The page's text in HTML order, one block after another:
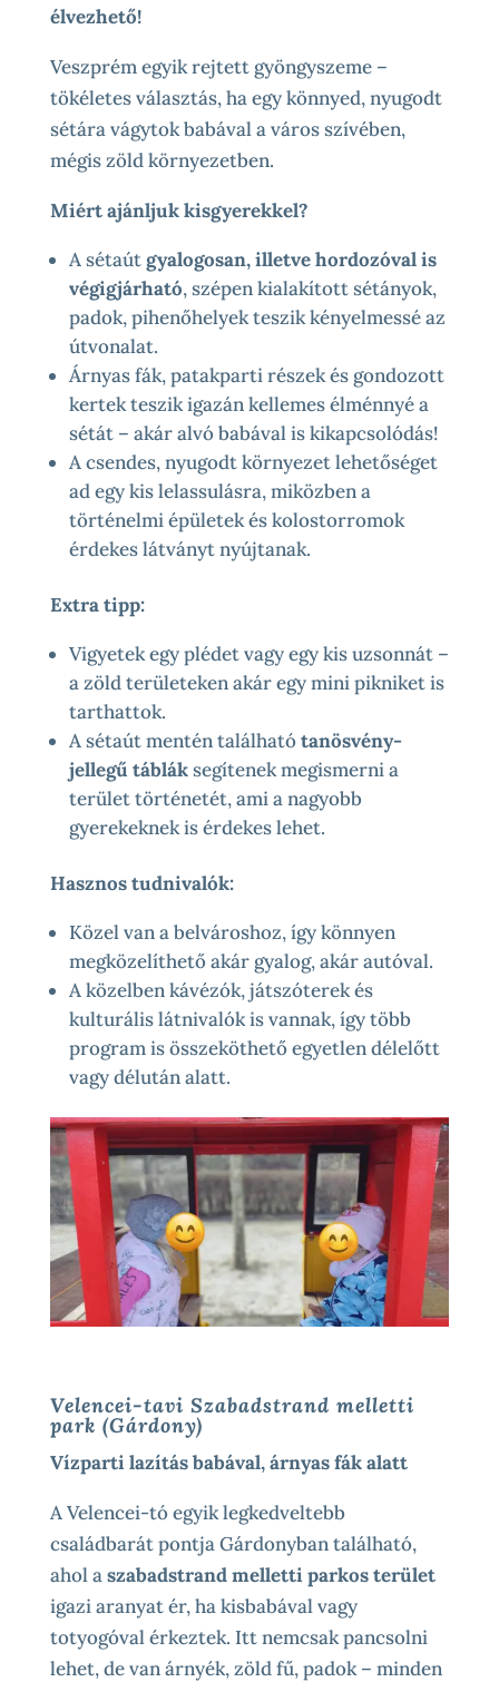
élvezhető!
Veszprém egyik rejtett gyöngyszeme –
tökéletes választás, ha egy könnyed, nyugodt
sétára vágytok babával a város szívében,
mégis zöld környezetben.
Miért ajánljuk kisgyerekkel?
A sétaútgyalogosan, illetve hordozóval is
végigjárható, szépen kialakított sétányok,
padok, pihenőhelyek teszik kényelmessé az
útvonalat.
Árnyas fák, patakparti részek és gondozott
kertek teszik igazán kellemes élménnyé a
sétát – akár alvó babával is kikapcsolódás!
A csendes, nyugodt környezet lehetőséget
ad egy kis lelassulásra, miközben a
történelmi épületek és kolostorromok
érdekes látványt nyújtanak.
Extra tipp:
Vigyetek egy plédet vagy egy kis uzsonnát –
a zöld területeken akár egy mini pikniket is
tarthattok.
A sétaút mentén találhatótanösvény-
jellegű tábláksegítenek megismerni a
terület történetét, ami a nagyobb
gyerekeknek is érdekes lehet.
Hasznos tudnivalók:
Közel van a belvároshoz, így könnyen
megközelíthető akár gyalog, akár autóval.
A közelben kávézók, játszóterek és
kulturális látnivalók is vannak, így több
program is összeköthető egyetlen délelőtt
vagy délután alatt.
Velencei-tavi Szabadstrand melletti
park (Gárdony)
Vízparti lazítás babával, árnyas fák alatt
A Velencei-tó egyik legkedveltebb
családbarát pontja Gárdonyban található,
ahol aszabadstrand melletti parkos terület
igazi aranyat ér, ha kisbabával vagy
totyogóval érkeztek. Itt nemcsak pancsolni
lehet, de van árnyék, zöld fű, padok – minden